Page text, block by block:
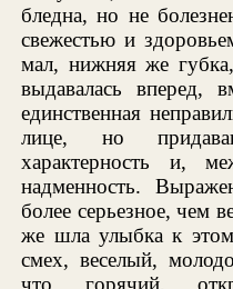
бледна, но не
свежестью и
мал, нижняя же
выдавалась вперед,
единственная
лице, но
характерность и,
надменность.
более серьезное, чем
же шла улыбка к
смех, веселый,
что горячий,